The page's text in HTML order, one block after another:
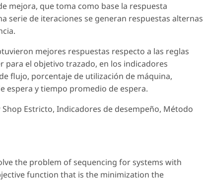
mejora, que toma como base la respuesta
serie de iteraciones se generan respuestas alternas
mejores respuestas respecto a las reglas
para el objetivo trazado, en los indicadores
flujo, porcentaje de utilización de máquina,
espera y tiempo promedio de espera.
Estricto, Indicadores de desempeño, Método
the problem of sequencing for systems with
function that is the minimization the